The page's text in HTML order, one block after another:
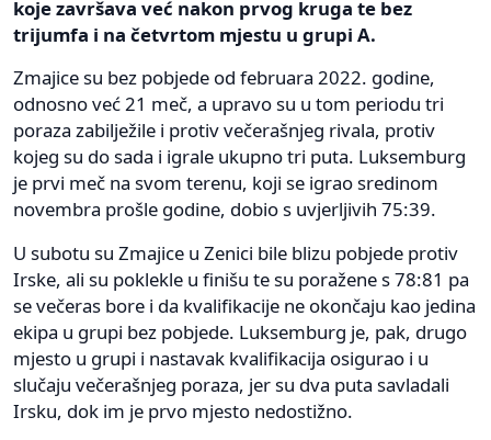
koje završava već nakon prvog kruga te bez
trijumfa i na četvrtom mjestu u grupi A.
Zmajice su bez pobjede od februara 2022. godine,
odnosno već 21 meč, a upravo su u tom periodu tri
poraza zabilježile i protiv večerašnjeg rivala, protiv
kojeg su do sada i igrale ukupno tri puta. Luksemburg
je prvi meč na svom terenu, koji se igrao sredinom
novembra prošle godine, dobio s uvjerljivih 75:39.
U subotu su Zmajice u Zenici bile blizu pobjede protiv
Irske, ali su poklekle u finišu te su poražene s 78:81 pa
se večeras bore i da kvalifikacije ne okončaju kao jedina
ekipa u grupi bez pobjede. Luksemburg je, pak, drugo
mjesto u grupi i nastavak kvalifikacija osigurao i u
slučaju večerašnjeg poraza, jer su dva puta savladali
Irsku, dok im je prvo mjesto nedostižno.